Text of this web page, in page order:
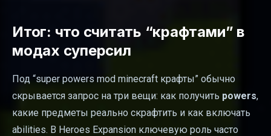
Итог: что считать “крафтами” в
модах суперсил
Под “super powers mod minecraft крафты” обычно
скрывается запрос на три вещи: как получить powers,
какие предметы реально скрафтить и как включать
abilities. В Heroes Expansion ключевую роль часто